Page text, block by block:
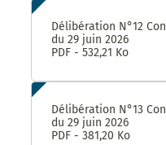
Délibération N°12
du 29 juin 2026
PDF - 532,21 Ko
Délibération N°13
du 29 juin 2026
PDF - 381,20 Ko